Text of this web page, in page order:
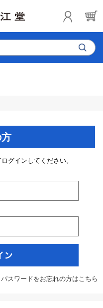
グインしてください。
パスワードをお忘れの方はこちら